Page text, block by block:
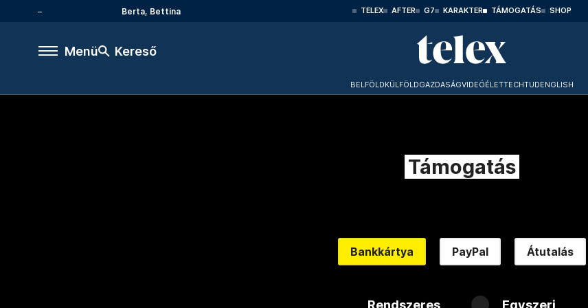
Berta, Bettina TELEX AFTER G7 KARAKTER TÁMOGATÁS SHOP
Menü Kereső
BELFÖLDKÜLFÖLDGAZDASÁGVIDEÓÉLETTECHTUDENGLISH
Támogatás
Bankkártya PayPal Átutalás
Rendszeres Egyszeri